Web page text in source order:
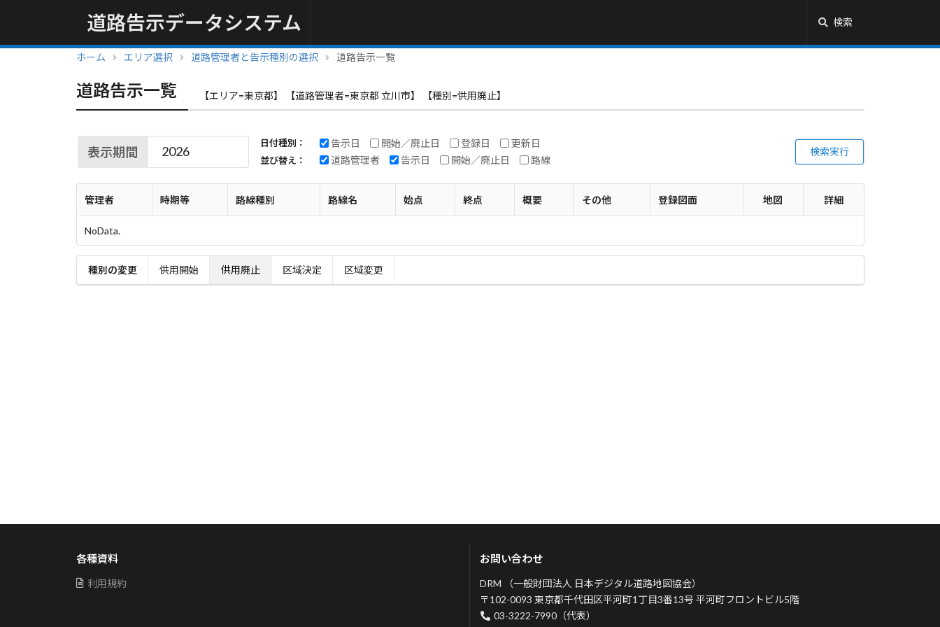
道路告示データシステム 検索
ホーム エリア選択 道路管理者と告示種別の選択 道路告示一覧
道路告示一覧 【エリア=東京都】 【道路管理者=東京都 立川市】 【種別=供用廃止】
表示期間
日付種別： 告示日 開始／廃止日 登録日 更新日
並び替え： 道路管理者 告示日 開始／廃止日 路線
検索実行
管理者 時期等 路線種別 路線名 始点 終点 概要 その他 登録図面 地図 詳細
NoData.
種別の変更 供用開始 供用廃止 区域決定 区域変更
各種資料
利用規約
お問い合わせ
DRM （一般財団法人 日本デジタル道路地図協会）
〒102-0093 東京都千代田区平河町1丁目3番13号 平河町フロントビル5階
03-3222-7990（代表）